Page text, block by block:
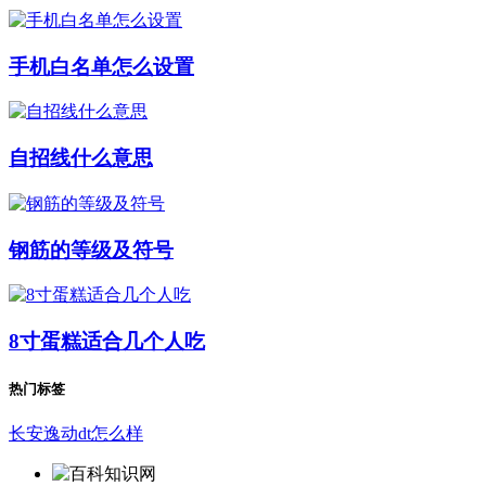
手机白名单怎么设置
自招线什么意思
钢筋的等级及符号
8寸蛋糕适合几个人吃
热门标签
长安逸动dt怎么样